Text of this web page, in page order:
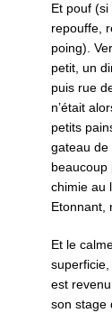
Et pouf (si
repouffe,
poing).
petit, un
puis rue
n’était
petits
gateau
beaucoup
chimie au
Etonnant,
Et le
est
son stage